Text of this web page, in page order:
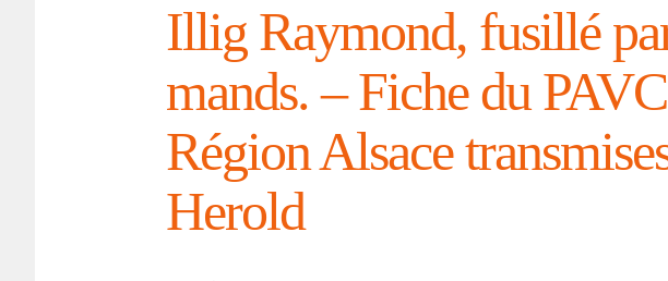
Illig Raymond, fusillé
mands. – Fiche du
Région Alsace
Herold